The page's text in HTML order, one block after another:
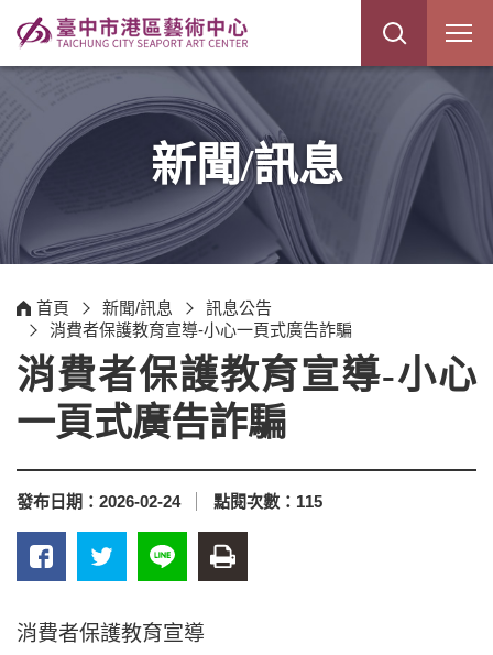
網
站
新聞/訊息
首頁 新聞/訊息
訊息公告
消費者保護教育宣導-小心一頁式廣告詐騙
消費者保護教育宣導-小心
一頁式廣告詐騙
發布日期： 2026-02-24 點閱次數： 115
消費者保護教育宣導